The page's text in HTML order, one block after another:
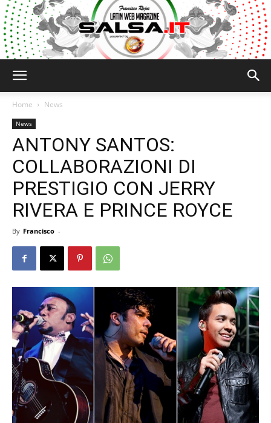
Home News
News
ANTONY SANTOS:
COLLABORAZIONI DI
PRESTIGIO CON JERRY
RIVERA E PRINCE ROYCE
By Francisco -